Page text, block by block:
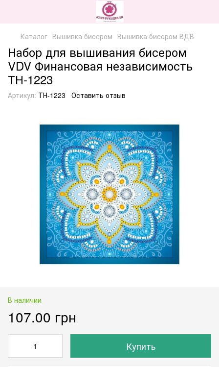
Каталог Вышивка бисером Вышивка бисером ВДВ
Набор для вышивания бисером
VDV Финансовая независимость
ТН-1223
Артикул: ТН-1223 Оставить отзыв
В наличии
107.00 грн
Купить